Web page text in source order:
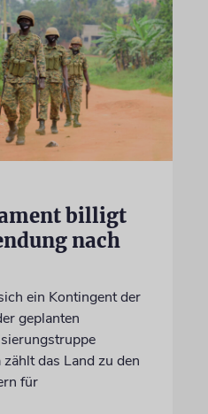
billigt
nach
ein Kontingent der
geplanten
das Land zu den
für